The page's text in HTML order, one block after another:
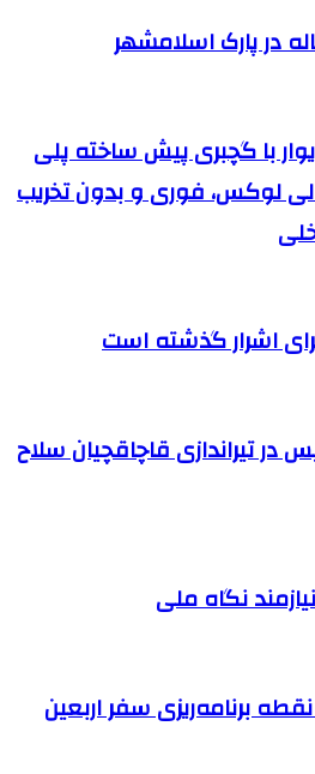
با گچبری پیش ساخته پلی
لوکس، فوری و بدون تخریب
اشرار گذشته است
تیراندازی قاچاقچیان سلاح
نگاه ملی
برنامه‌ریزی سفر اربعین